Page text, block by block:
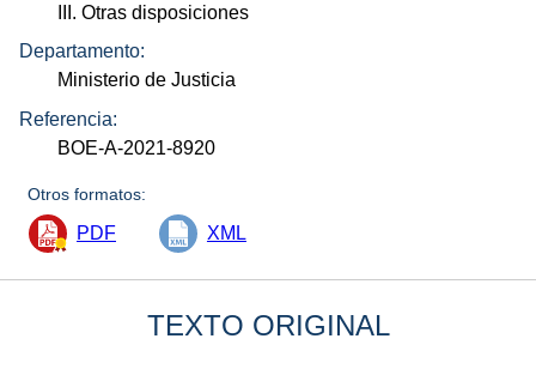
III. Otras disposiciones
Departamento:
Ministerio de Justicia
Referencia:
BOE-A-2021-8920
Otros formatos:
PDF XML
TEXTO ORIGINAL